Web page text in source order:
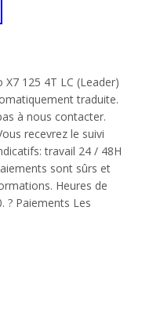
X7 125 4T LC (Leader)
traduite.
à nous contacter.
recevrez le suivi
travail 24 / 48H
sont sûrs et
Heures de
? Paiements Les